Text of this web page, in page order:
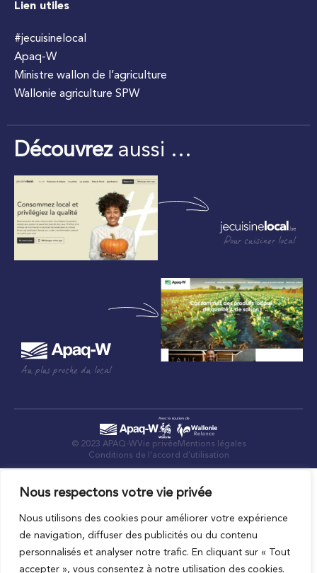
Nous respectons votre vie privée
Nous utilisons des cookies pour améliorer votre expérience
de navigation, diffuser des publicités ou du contenu
personnalisés et analyser notre trafic. En cliquant sur « Tout
accepter », vous consentez à notre utilisation des cookies.
Lien utiles
#jecuisinelocal
Apaq-W
Ministre wallon de l’agriculture
Wallonie agriculture SPW
Découvrezaussi …
Pour cuisiner local
Au plus proche du local
© 2023 APAQ-WVie privée Mentions légales
Conditions de l’accord d’utilisation